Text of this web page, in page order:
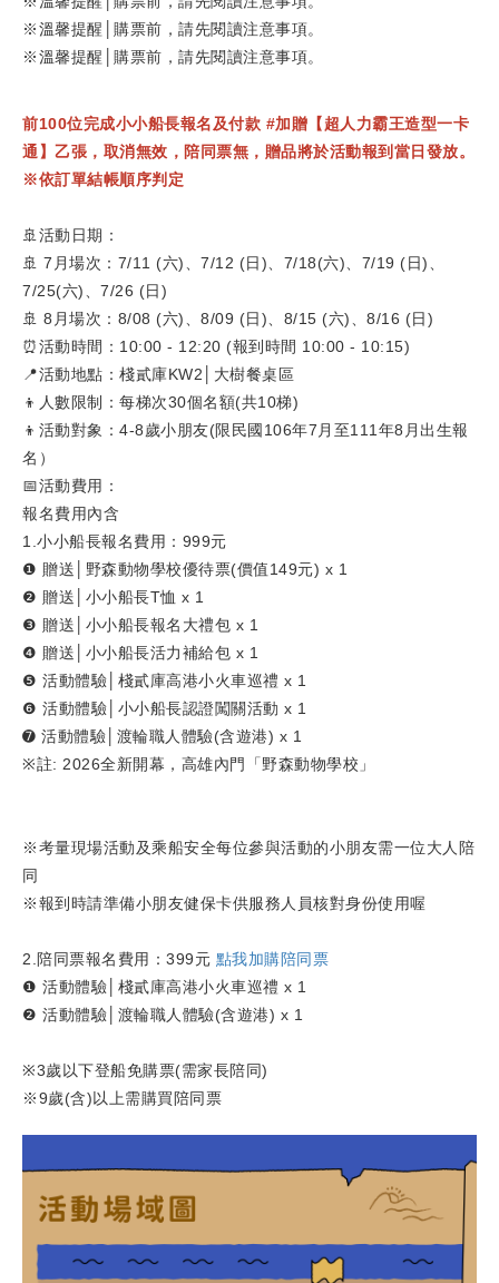
※溫馨提醒│購票前，請先閱讀注意事項。
※溫馨提醒│購票前，請先閱讀注意事項。
前100位完成小小船長報名及付款 #加贈【超人力霸王造型一卡
通】乙張，取消無效，陪同票無，贈品將於活動報到當日發放。
※依訂單結帳順序判定
🚢活動日期：
🚢 7月場次：7/11 (六)、7/12 (日)、7/18(六)、7/19 (日)、
7/25(六)、7/26 (日)
🚢 8月場次：8/08 (六)、8/09 (日)、8/15 (六)、8/16 (日)
⏰活動時間：10:00 - 12:20 (報到時間 10:00 - 10:15)
📍活動地點：棧貳庫KW2│大樹餐桌區
👦人數限制：每梯次30個名額(共10梯)
👦活動對象：4-8歲小朋友(限民國106年7月至111年8月出生報
名）
📅活動費用：
報名費用內含
1.小小船長報名費用：999元
❶ 贈送│野森動物學校優待票(價值149元) x 1
❷ 贈送│小小船長T恤 x 1
❸ 贈送│小小船長報名大禮包 x 1
❹ 贈送│小小船長活力補給包 x 1
❺ 活動體驗│棧貳庫高港小火車巡禮 x 1
❻ 活動體驗│小小船長認證闖關活動 x 1
➐ 活動體驗│渡輪職人體驗(含遊港) x 1
※註: 2026全新開幕，高雄內門「野森動物學校」
※考量現場活動及乘船安全每位參與活動的小朋友需一位大人陪
同
※報到時請準備小朋友健保卡供服務人員核對身份使用喔
2.陪同票報名費用：399元 點我加購陪同票
❶ 活動體驗│棧貳庫高港小火車巡禮 x 1
❷ 活動體驗│渡輪職人體驗(含遊港) x 1
※3歲以下登船免購票(需家長陪同)
※9歲(含)以上需購買陪同票